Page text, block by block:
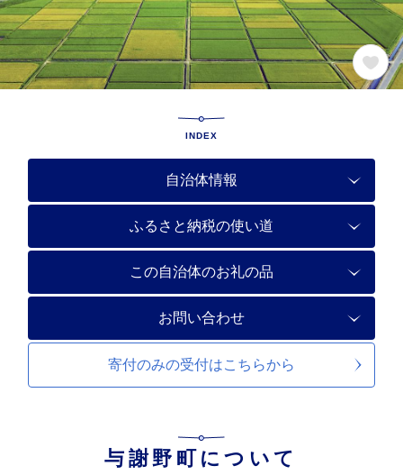
INDEX
自治体情報
ふるさと納税の使い道
この自治体のお礼の品
お問い合わせ
寄付のみの受付はこちらから
与謝野町について